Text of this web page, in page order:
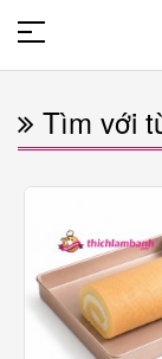
Tìm với